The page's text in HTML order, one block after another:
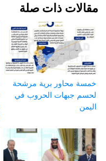
مقالات ذات صلة
خمسة محاور برية مرشحة
لحسم جبهات الحروب في
اليمن